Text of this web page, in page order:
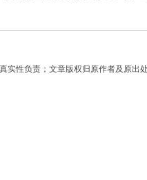
性负责；文章版权归原作者及原